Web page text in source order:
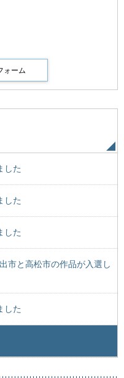
した
した
した
市と高松市の作品が入選し
した